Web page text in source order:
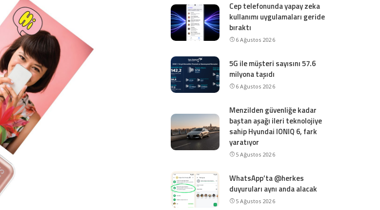
Cep telefonunda yapay zeka
kullanımı uygulamaları geride
bıraktı
6 Ağustos 2026
5G ile müşteri sayısını 57.6
milyona taşıdı
6 Ağustos 2026
Menzilden güvenliğe kadar
baştan aşağı ileri teknolojiye
sahip Hyundai IONIQ 6, fark
yaratıyor
5 Ağustos 2026
WhatsApp’ta @herkes
duyuruları aynı anda alacak
5 Ağustos 2026